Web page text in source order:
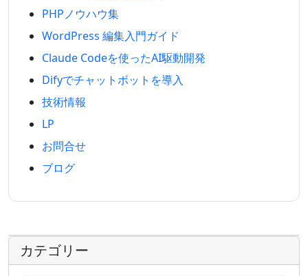
PHPノウハウ集
WordPress 編集入門ガイド
Claude Codeを使ったAI駆動開発
Difyでチャットボットを導入
技術情報
LP
お問合せ
ブログ
カテゴリー